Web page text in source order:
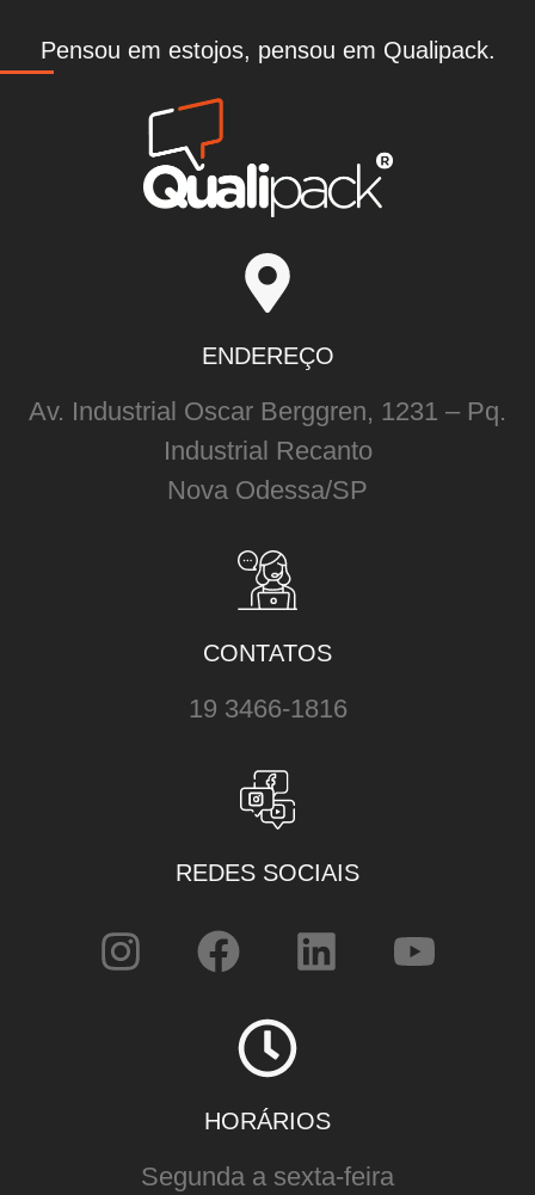
Pensou em estojos, pensou em Qualipack.
ENDEREÇO
Av. Industrial Oscar Berggren, 1231 – Pq.
Industrial Recanto
Nova Odessa/SP
CONTATOS
19 3466-1816
REDES SOCIAIS
HORÁRIOS
Segunda a sexta-feira